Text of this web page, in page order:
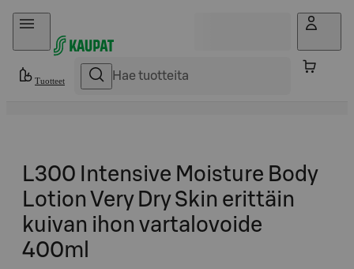
Hyppää sisältöön
Tuotteet
L300 Intensive Moisture Body
Lotion Very Dry Skin erittäin
kuivan ihon vartalovoide
400ml